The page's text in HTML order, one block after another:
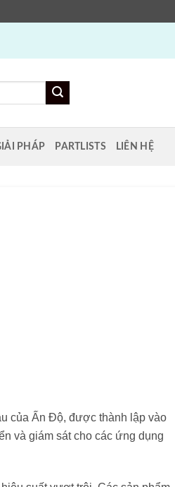
PHÁP PARTLISTS LIÊN HỆ
của Ấn Độ, được thành lập vào
và giám sát cho các ứng dụng